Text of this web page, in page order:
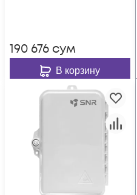
190 676 сум
В корзину